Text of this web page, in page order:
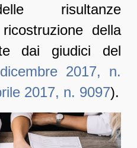
risultanze
della
dai giudici del
2017, n.
2017, n. 9097).